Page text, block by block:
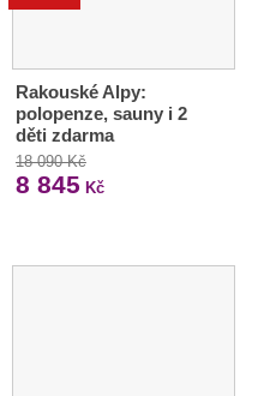
Rakouské Alpy:
polopenze, sauny i 2
děti zdarma
18 090 Kč
8 845 Kč